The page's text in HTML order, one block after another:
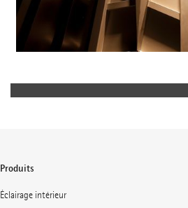
Produits
Éclairage intérieur